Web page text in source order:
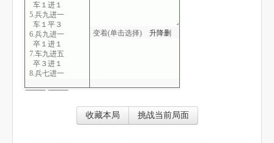
车１进１
5.兵九进一
车１平３
6.兵九进一
卒１进１
7.车九进五
卒３进１
8.兵七进一
9.兵七进一
变着(单击选择) 升降删
收藏本局 挑战当前局面